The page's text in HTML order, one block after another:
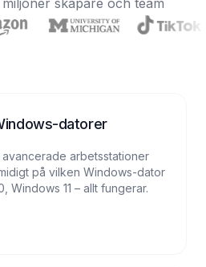
skapare och team
datorer
arbetsstationer
på vilken Windows-dator
Windows 11 – allt fungerar.